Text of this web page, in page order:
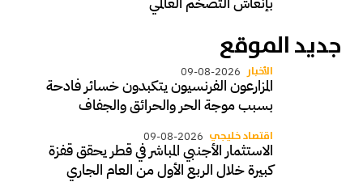
جديد الموقع
الأخبار 09-08-2026
المزارعون الفرنسيون يتكبدون خسائر فادحة
بسبب موجة الحر والحرائق والجفاف
اقتصاد خليجي 09-08-2026
الاستثمار الأجنبي المباشر في قطر يحقق قفزة
كبيرة خلال الربع الأول من العام الجاري